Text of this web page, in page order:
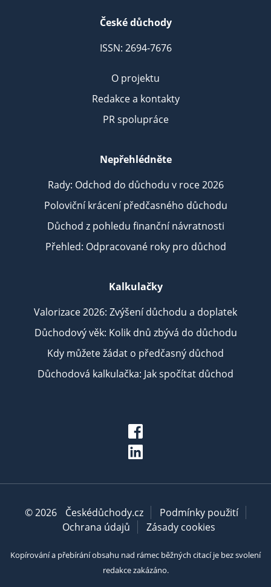
České důchody
ISSN: 2694-7676
O projektu
Redakce a kontakty
PR spolupráce
Nepřehlédněte
Rady: Odchod do důchodu v roce 2026
Poloviční krácení předčasného důchodu
Důchod z pohledu finanční návratnosti
Přehled: Odpracované roky pro důchod
Kalkulačky
Valorizace 2026: Zvýšení důchodu a doplatek
Důchodový věk: Kolik dnů zbývá do důchodu
Kdy můžete žádat o předčasný důchod
Důchodová kalkulačka: Jak spočítat důchod
© 2026 Českédůchody.cz
Podmínky použití
Ochrana údajů
Zásady cookies
Kopírování a přebírání obsahu nad rámec běžných citací je bez svolení
redakce zakázáno.